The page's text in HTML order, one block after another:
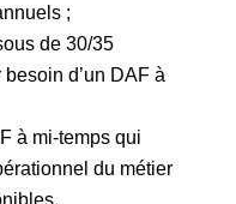
;
de 30/35
d’un DAF à
à mi-temps qui
du métier